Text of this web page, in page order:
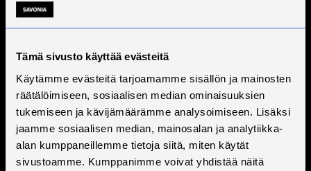
Tämä sivusto käyttää evästeitä
Käytämme evästeitä tarjoamamme sisällön ja mainosten
räätälöimiseen, sosiaalisen median ominaisuuksien
tukemiseen ja kävijämäärämme analysoimiseen. Lisäksi
jaamme sosiaalisen median, mainosalan ja analytiikka-
alan kumppaneillemme tietoja siitä, miten käytät
sivustoamme. Kumppanimme voivat yhdistää näitä